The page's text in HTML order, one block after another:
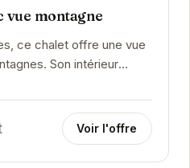
vue montagne
ce chalet offre une vue
Son intérieur
parfait pour se...
Voir l'offre